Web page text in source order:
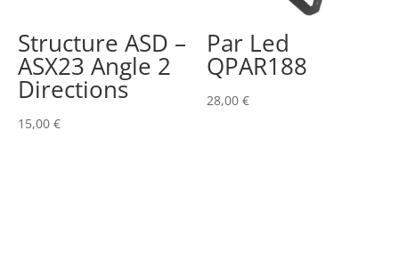
Structure ASD –
ASX23 Angle 2
Directions
15,00 €
Par Led
QPAR188
28,00€